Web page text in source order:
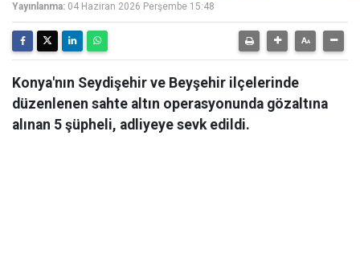
Yayınlanma: 04 Haziran 2026 Perşembe 15:48
Konya'nın Seydişehir ve Beyşehir ilçelerinde
düzenlenen sahte altın operasyonunda gözaltına
alınan 5 şüpheli, adliyeye sevk edildi.